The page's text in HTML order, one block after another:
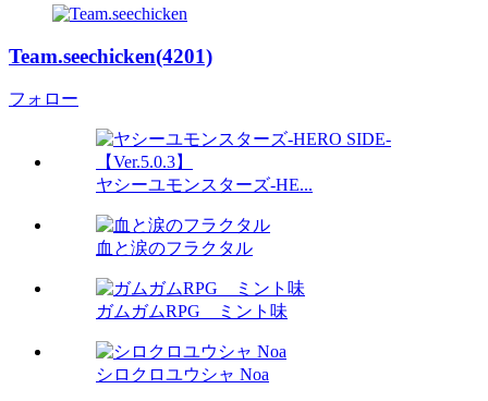
Team.seechicken(4201)
フォロー
ヤシーユモンスターズ-HE...
血と涙のフラクタル
ガムガムRPG ミント味
シロクロユウシャ Noa